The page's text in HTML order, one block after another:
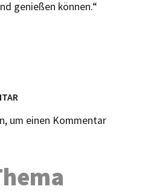
genießen können.“
um einen Kommentar